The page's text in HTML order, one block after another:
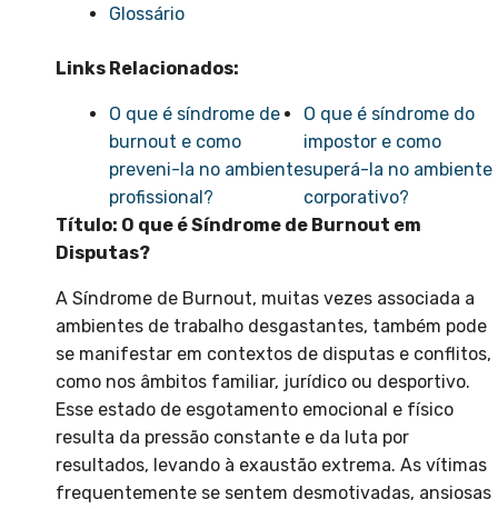
Glossário
Links Relacionados:
O que é síndrome de
burnout e como
preveni-la no ambiente
profissional?
O que é síndrome do
impostor e como
superá-la no ambiente
corporativo?
Título: O que é Síndrome de Burnout em
Disputas?
A Síndrome de Burnout, muitas vezes associada a
ambientes de trabalho desgastantes, também pode
se manifestar em contextos de disputas e conflitos,
como nos âmbitos familiar, jurídico ou desportivo.
Esse estado de esgotamento emocional e físico
resulta da pressão constante e da luta por
resultados, levando à exaustão extrema. As vítimas
frequentemente se sentem desmotivadas, ansiosas